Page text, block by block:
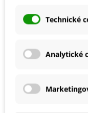
Mrazuvzdornost
Vegetační Doba
Technické
Analytické